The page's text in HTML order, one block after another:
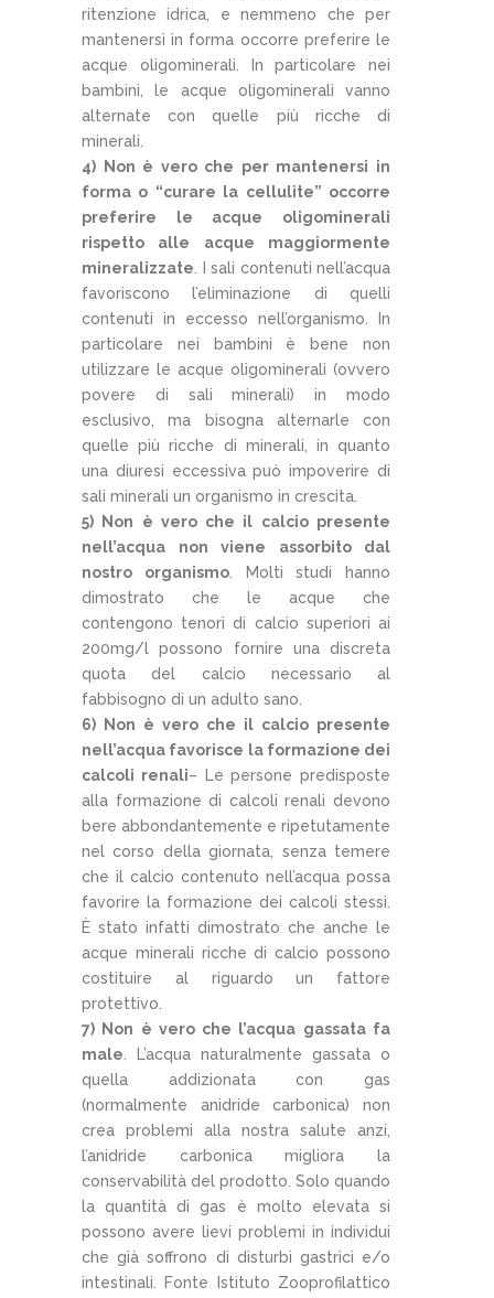
ritenzione idrica, e nemmeno che per
mantenersi in forma occorre preferire le
acque oligominerali. In particolare nei
bambini, le acque oligominerali vanno
alternate con quelle più ricche di
minerali.
4) Non è vero che per mantenersi in
forma o “curare la cellulite” occorre
preferire le acque oligominerali
rispetto alle acque maggiormente
mineralizzate. I sali contenuti nell’acqua
favoriscono l’eliminazione di quelli
contenuti in eccesso nell’organismo. In
particolare nei bambini è bene non
utilizzare le acque oligominerali (ovvero
povere di sali minerali) in modo
esclusivo, ma bisogna alternarle con
quelle più ricche di minerali, in quanto
una diuresi eccessiva può impoverire di
sali minerali un organismo in crescita.
5) Non è vero che il calcio presente
nell’acqua non viene assorbito dal
nostro organismo. Molti studi hanno
dimostrato che le acque che
contengono tenori di calcio superiori ai
200mg/l possono fornire una discreta
quota del calcio necessario al
fabbisogno di un adulto sano.
6) Non è vero che il calcio presente
nell’acqua favorisce la formazione dei
calcoli renali– Le persone predisposte
alla formazione di calcoli renali devono
bere abbondantemente e ripetutamente
nel corso della giornata, senza temere
che il calcio contenuto nell’acqua possa
favorire la formazione dei calcoli stessi.
È stato infatti dimostrato che anche le
acque minerali ricche di calcio possono
costituire al riguardo un fattore
protettivo.
7) Non è vero che l’acqua gassata fa
male. L’acqua naturalmente gassata o
quella addizionata con gas
(normalmente anidride carbonica) non
crea problemi alla nostra salute anzi,
l’anidride carbonica migliora la
conservabilità del prodotto. Solo quando
la quantità di gas è molto elevata si
possono avere lievi problemi in individui
che già soffrono di disturbi gastrici e/o
intestinali. Fonte Istituto Zooprofilattico